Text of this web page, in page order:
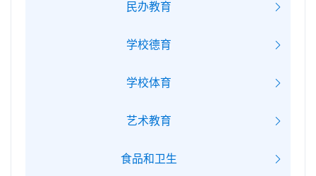
民办教育
学校德育
学校体育
艺术教育
食品和卫生